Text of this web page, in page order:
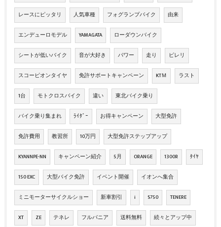
レースにピッタリ 人気車種 フォグランプバイク 由来
エンデューロモデル YAMAGATA ローダウンバイク
シートが低いバイク 音が大好き パワー 走り ピレリ
スコーピオンタイヤ 免許サポートキャンペーン KTＭ ラスト
1台 モトクロスバイク 違い 東北バイク乗り
バイク乗り集まれ ﾗｲﾀﾞｰ お得キャンペーン 大型免許
免許費用 教習所 10万円 大型免許ステップアップ
KYANNPE-NN キャンペーン紹介 5月 ORANGE 1300R ﾀｲﾔ
150 EXC 大型バイク免許 イベント開催 イオンへ集合
ミニモーターサイクルショー 新車割引 i S750 TENERE
XT ZE テネレ フルパニア 送料無料 続々とアップ中